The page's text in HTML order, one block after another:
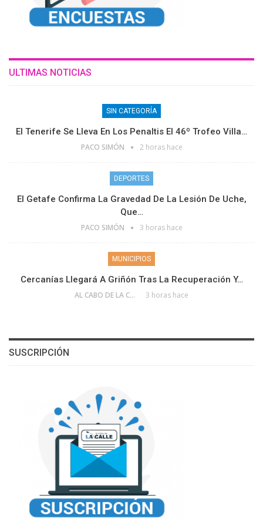
ULTIMAS NOTICIAS
SIN CATEGORÍA
El Tenerife Se Lleva En Los Penaltis El 46º Trofeo Villa…
PACO SIMÓN 2 horas hace
DEPORTES
El Getafe Confirma La Gravedad De La Lesión De Uche,
Que…
PACO SIMÓN 3 horas hace
MUNICIPIOS
Cercanías Llegará A Griñón Tras La Recuperación Y…
AL CABO DE LA CALLE 3 horas hace
SUSCRIPCIÓN